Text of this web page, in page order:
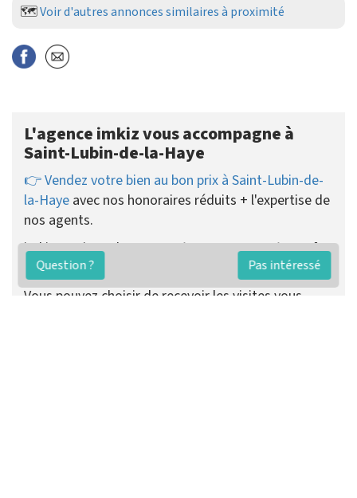
🗺️Voir d'autres annonces similaires à proximité
Question ? Pas intéressé
L'agence imkiz vous accompagne à
Saint-Lubin-de-la-Haye
👉 Vendez votre bien au bon prix à Saint-Lubin-de-
la-Haye avec nos honoraires réduits + l'expertise de
nos agents.
imkiz pratique deshonoraires de vente fixes dès
2890 €payés uniquement au succès.
Vous pouvez choisir de recevoir les visites vous-